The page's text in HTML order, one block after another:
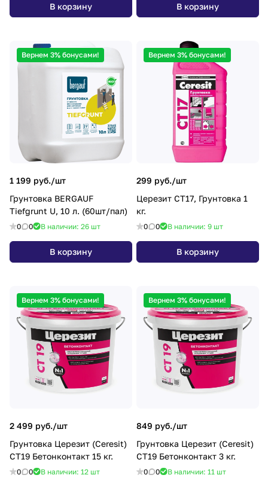
В корзину В корзину
Вернем 3% бонусами!
1 199 руб./шт
Грунтовка BERGAUF
Tiefgrunt U, 10 л. (60шт/пал)
0 0 В наличии: 26 шт
В корзину
Вернем 3% бонусами!
299 руб./шт
Церезит СТ17, Грунтовка 1
кг.
0 0 В наличии: 9 шт
В корзину
Вернем 3% бонусами!
2 499 руб./шт
Грунтовка Церезит (Ceresit)
СТ19 Бетонконтакт 15 кг.
0 0 В наличии: 12 шт
Вернем 3% бонусами!
849 руб./шт
Грунтовка Церезит (Ceresit)
СТ19 Бетонконтакт 3 кг.
0 0 В наличии: 11 шт